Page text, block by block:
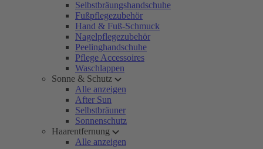
Selbstbräungshandschuhe
Fußpflegezubehör
Hand & Fuß-Schmuck
Nagelpflegezubehör
Peelinghandschuhe
Pflege Accessoires
Waschlappen
Sonne & Schutz
Alle anzeigen
After Sun
Selbstbräuner
Sonnenschutz
Haarentfernung
Alle anzeigen